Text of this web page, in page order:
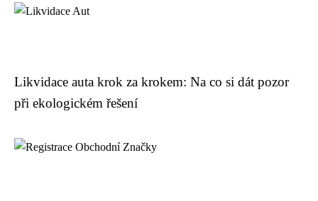
Likvidace auta krok za krokem: Na co si dát pozor
při ekologickém řešení